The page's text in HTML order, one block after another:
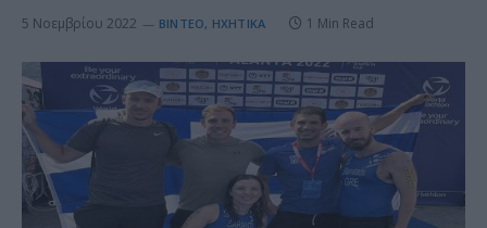
5 Νοεμβρίου 2022 ΒΊΝΤΕΟ, ΗΧΗΤΙΚΆ 1 Min Read